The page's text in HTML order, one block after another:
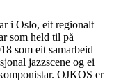
i Oslo, eit regionalt
som held til på
som eit samarbeid
jazzscene og ei
OJKOS er